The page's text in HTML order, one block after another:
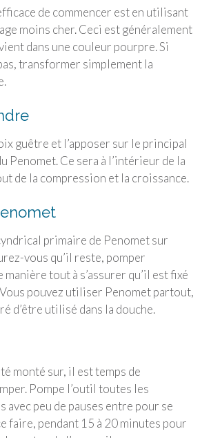
de commencer est en utilisant
moins cher. Ceci est généralement
dans une couleur pourpre. Si
transformer simplement la
guêtre et l’apposer sur le principal
Penomet. Ce sera à l’intérieur de la
de la compression et la croissance.
primaire de Penomet sur
vous qu’il reste, pomper
manière tout à s’assurer qu’il est fixé
pouvez utiliser Penomet partout,
d’être utilisé dans la douche.
monté sur, il est temps de
Pompe l’outil toutes les
avec peu de pauses entre pour se
faire, pendant 15 à 20 minutes pour